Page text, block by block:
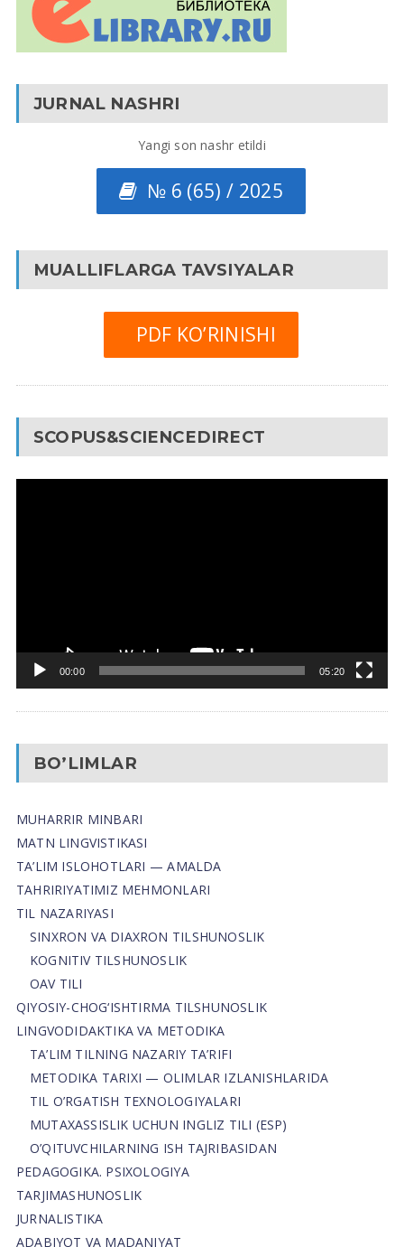
JURNAL NASHRI
Yangi son nashr etildi
№ 6 (65) / 2025
MUALLIFLARGA TAVSIYALAR
PDF KO’RINISHI
SCOPUS&SCIENCEDIRECT
00:00 05:20
BO’LIMLAR
MUHARRIR MINBARI
MATN LINGVISTIKASI
TA’LIM ISLOHOTLARI — AMALDA
TAHRIRIYATIMIZ MEHMONLARI
TIL NAZARIYASI
SINXRON VA DIAXRON TILSHUNOSLIK
KOGNITIV TILSHUNOSLIK
OAV TILI
QIYOSIY-CHOG‘ISHTIRMA TILSHUNOSLIK
LINGVODIDAKTIKA VA METODIKA
TA’LIM TILNING NAZARIY TA’RIFI
METODIKA TARIXI — OLIMLAR IZLANISHLARIDA
TIL O’RGATISH TEXNOLOGIYALARI
MUTAXASSISLIK UCHUN INGLIZ TILI (ESP)
O’QITUVCHILARNING ISH TAJRIBASIDAN
PEDAGOGIKA. PSIXOLOGIYA
TARJIMASHUNOSLIK
JURNALISTIKA
ADABIYOT VA MADANIYAT